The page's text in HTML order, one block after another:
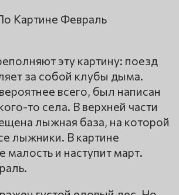
эту картину: поезд
за собой клубы дыма.
всего, был написан
то села. В верхней части
лыжная база, на которой
лыжники. В картине
и наступит март.